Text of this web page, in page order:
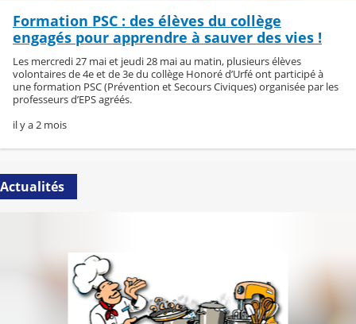
Formation PSC : des élèves du collège
engagés pour apprendre à sauver des vies !
Les mercredi 27 mai et jeudi 28 mai au matin, plusieurs élèves
volontaires de 4e et de 3e du collège Honoré d’Urfé ont participé à
une formation PSC (Prévention et Secours Civiques) organisée par les
professeurs d’EPS agréés.
il y a 2 mois
Actualités